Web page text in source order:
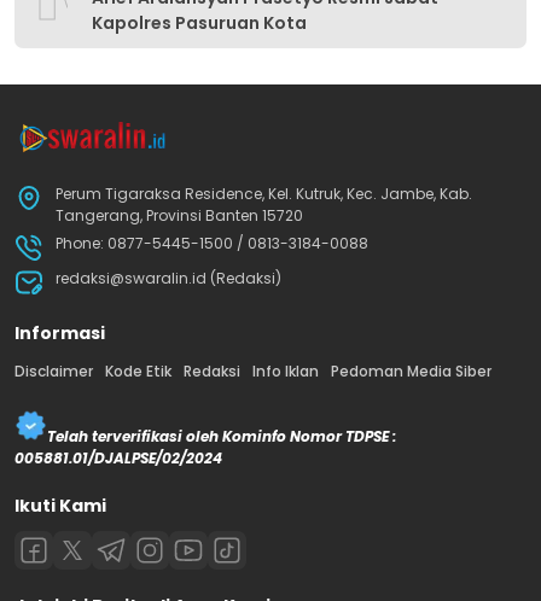
Kapolres Pasuruan Kota
Perum Tigaraksa Residence, Kel. Kutruk, Kec. Jambe, Kab.
Tangerang, Provinsi Banten 15720
Phone: 0877-5445-1500 / 0813-3184-0088
redaksi@swaralin.id (Redaksi)
Informasi
Disclaimer Kode Etik Redaksi Info Iklan Pedoman Media Siber
Telah terverifikasi oleh Kominfo Nomor TDPSE :
005881.01/DJALPSE/02/2024
Ikuti Kami